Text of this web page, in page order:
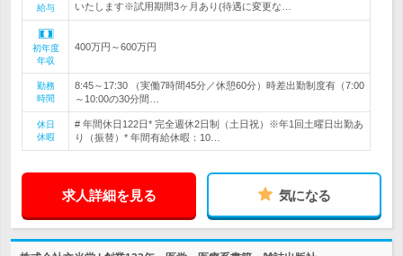
給与
いたします※試用期間3ヶ月あり(待遇に変更な…
初年度
年収
400万円～600万円
勤務
時間
8:45～17:30 （実働7時間45分／休憩60分）時差出勤制度有（7:00
～10:00の30分間…
休日
休暇
# 年間休日122日* 完全週休2日制（土日祝）※年1回土曜日出勤あ
り（振替）* 年間有給休暇：10…
求人詳細を見る 気になる